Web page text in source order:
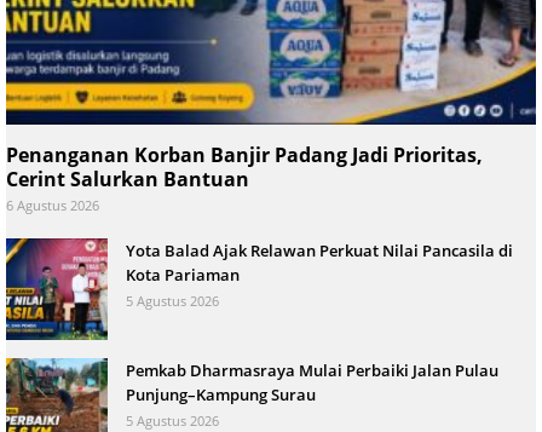
Penanganan Korban Banjir Padang Jadi Prioritas,
Cerint Salurkan Bantuan
6 Agustus 2026
Yota Balad Ajak Relawan Perkuat Nilai Pancasila di
Kota Pariaman
5 Agustus 2026
Pemkab Dharmasraya Mulai Perbaiki Jalan Pulau
Punjung–Kampung Surau
5 Agustus 2026